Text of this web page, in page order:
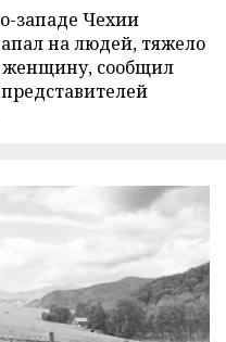
западе Чехии
на людей, тяжело
сообщил